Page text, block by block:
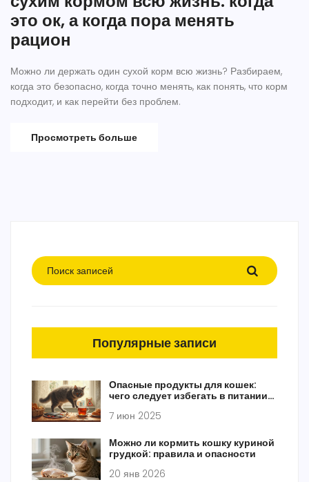
это ок, а когда пора менять
рацион
Можно ли держать один сухой корм всю жизнь? Разбираем,
когда это безопасно, когда точно менять, как понять, что корм
подходит, и как перейти без проблем.
Просмотреть больше
Популярные записи
Опасные продукты для кошек:
чего следует избегать в питании
7 июн 2025
Можно ли кормить кошку куриной
грудкой: правила и опасности
20 янв 2026